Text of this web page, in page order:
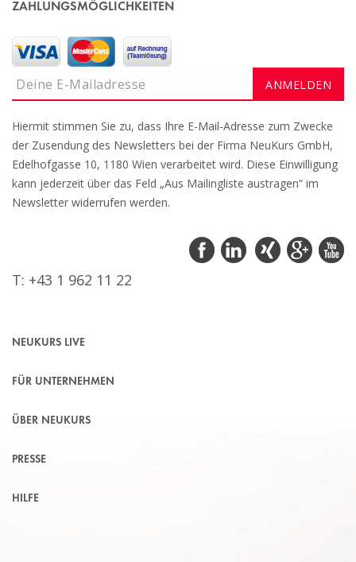
ZAHLUNGSMÖGLICHKEITEN
Hiermit stimmen Sie zu, dass Ihre E-Mail-Adresse zum Zwecke
der Zusendung des Newsletters bei der Firma NeuKurs GmbH,
Edelhofgasse 10, 1180 Wien verarbeitet wird. Diese Einwilligung
kann jederzeit über das Feld „Aus Mailingliste austragen“ im
Newsletter widerrufen werden.
T: +43 1 962 11 22
NEUKURS LIVE
FÜR UNTERNEHMEN
ÜBER NEUKURS
PRESSE
HILFE